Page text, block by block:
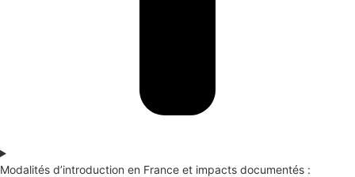
Modalités d’introduction en France et impacts documentés :